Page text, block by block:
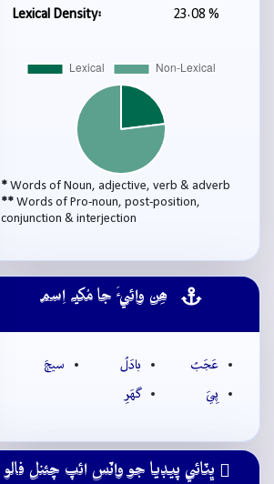
Lexical Density: 23.08 %
* Words of Noun, adjective, verb & adverb
** Words of Pro-noun, post-position,
conjunction & interjection
ھِن وائيءَ جا مُکيہ اِسم
عَجَبُ بادَلُ
سيڄَ
پِيَ
گهَرِ
ڀٽائي پيڊيا جو واٽس ائپ چئنل فالو